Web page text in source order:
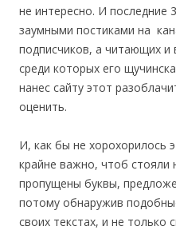
не интересно. И последние
заумными постиками на
подписчиков, а читающих и
среди которых его
нанес сайту этот
оценить.
И, как бы не хорохорилось
крайне важно, чтоб стояли
пропущены буквы,
потому обнаружив
своих текстах, и не только